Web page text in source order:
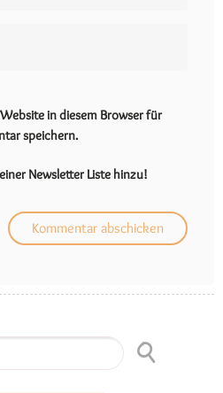
in diesem Browser für
speichern.
Newsletter Liste hinzu!